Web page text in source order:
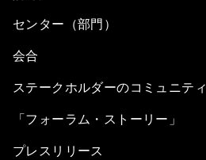
センター（部門）
会合
ステークホルダーのコミュニティ
「フォーラム・ストーリー」
プレスリリース